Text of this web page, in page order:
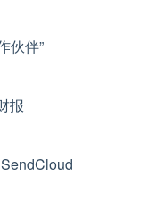
伙伴”
报